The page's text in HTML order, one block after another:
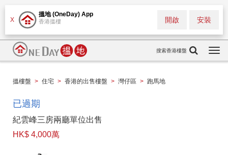
X
搵地 (OneDay) App
香港搵樓 安裝
開啟
搜索香港樓盤
搵樓盤 > 住宅 > 香港的出售樓盤 > 灣仔區 > 跑馬地
已過期
紀雲峰三房兩廳單位出售
HK$ 4,000萬